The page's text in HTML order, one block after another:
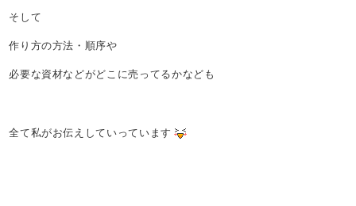
そして
作り方の方法・順序や
必要な資材などがどこに売ってるかなども
全て私がお伝えしていっています